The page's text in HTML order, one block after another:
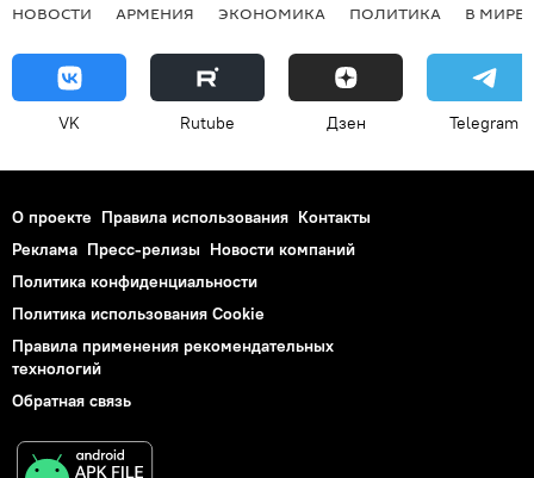
НОВОСТИ АРМЕНИЯ ЭКОНОМИКА ПОЛИТИКА В МИРЕ
VK Rutube Дзен Telegram
О проекте Правила использования Контакты
Реклама Пресс-релизы Новости компаний
Политика конфиденциальности
Политика использования Cookie
Правила применения рекомендательных
технологий
Обратная связь